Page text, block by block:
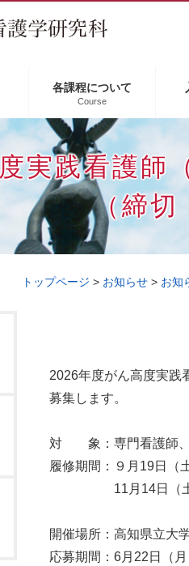
各課程について
Course
実践看護師
（締切
トップページ > お知らせ > お知
2026年度がん高度実践
募集します。
対 象：専門看護師、
履修期間：９月19日（
11月14日（土）15
※８日間す
開催場所：高知県立大
応募期間：6月22日（月